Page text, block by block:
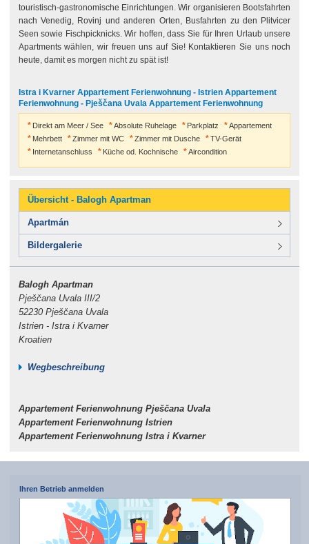
touristisch-gastronomische Einrichtungen. Wir organisieren Bootsfahrten
nach Venedig, Rovinj und anderen Orten, Busfahrten zu den Plitvicer
Seen sowie Fischpicknicks. Wir hoffen, dass Sie für Ihren Urlaub unsere
Apartments wählen, wir freuen uns auf Sie! Kontaktieren Sie uns noch
heute, damit es morgen nicht zu spät ist!
Istra i Kvarner Appartement Ferienwohnung - Istrien Appartement
Ferienwohnung - Pješčana Uvala Appartement Ferienwohnung
Direkt am Meer / See Absolute Ruhelage Parkplatz
Appartement
Mehrbett
Zimmer mit WC Zimmer mit Dusche
TV-Gerät
Internetanschluss
Küche od. Kochnische Aircondition
Übersicht - Balogh Apartman
Apartmán
Bildergalerie
Balogh Apartman
Pješčana Uvala III/2
52230 Pješčana Uvala
Istrien - Istra i Kvarner
Kroatien
Wegbeschreibung
Appartement Ferienwohnung Pješčana Uvala
Appartement Ferienwohnung Istrien
Appartement Ferienwohnung Istra i Kvarner
Ihren Betrieb anmelden